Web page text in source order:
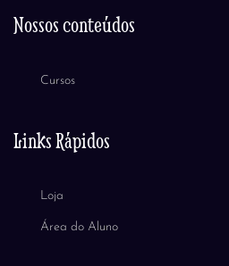
Nossos conteúdos
Cursos
Links Rápidos
Loja
Área do Aluno